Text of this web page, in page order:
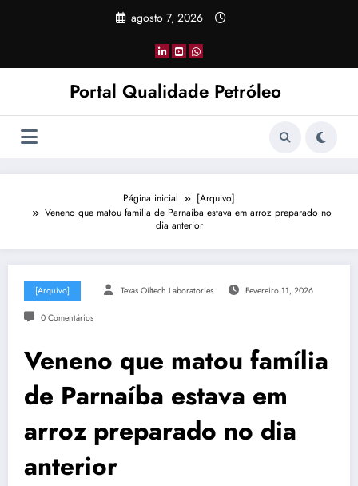
agosto 7, 2026
Portal Qualidade Petróleo
Página inicial
[Arquivo]
Veneno que matou família de Parnaíba estava em arroz preparado no
dia anterior
[Arquivo] Texas Oiltech Laboratories Fevereiro 11, 2026
0 Comentários
Veneno que matou família
de Parnaíba estava em
arroz preparado no dia
anterior